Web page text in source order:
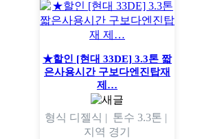
★할인 [현대 33DE] 3.3톤 짧
은사용시간 구보다엔진탑재
제…
형식 디젤식 | 톤수 3.3톤 |
지역 경기